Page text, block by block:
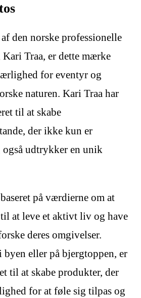
den norske professionelle
Traa, er dette mærke
for eventyr og
naturen. Kari Traa har
til at skabe
der ikke kun er
udtrykker en unik
på værdierne om at
at leve et aktivt liv og have
deres omgivelser.
byen eller på bjergtoppen, er
til at skabe produkter, der
for at føle sig tilpas og